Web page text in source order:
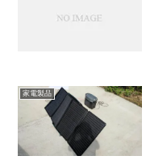
家電製品